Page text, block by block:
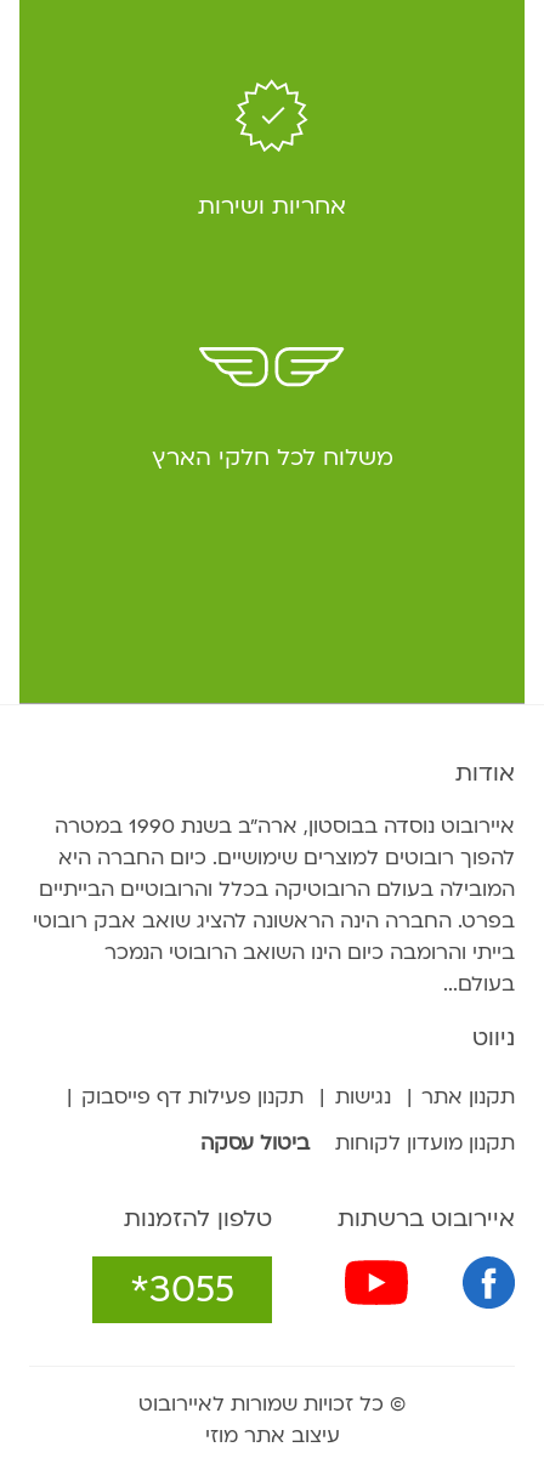
אחריות ושירות
משלוח לכל חלקי הארץ
אודות
איירובוט נוסדה בבוסטון, ארה״ב בשנת 1990 במטרה
להפוך רובוטים למוצרים שימושיים. כיום החברה היא
המובילה בעולם הרובוטיקה בכלל והרובוטיים הבייתיים
בפרט. החברה הינה הראשונה להציג שואב אבק רובוטי
בייתי והרומבה כיום הינו השואב הרובוטי הנמכר
בעולם...
ניווט
תקנון אתר נגישות
תקנון פעילות דף פייסבוק
תקנון מועדון לקוחות
ביטול עסקה
איירובוט ברשתות טלפון להזמנות
*3055
© כל זכויות שמורות לאיירובוט
עיצוב אתר מוזי